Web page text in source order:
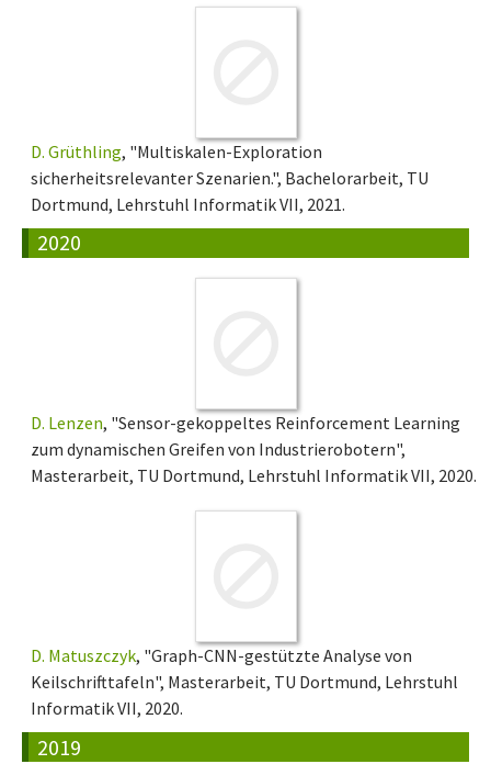
D. Grüthling, "Multiskalen-Exploration
sicherheitsrelevanter Szenarien.", Bachelorarbeit, TU
Dortmund, Lehrstuhl Informatik VII, 2021.
2020
D. Lenzen, "Sensor-gekoppeltes Reinforcement Learning
zum dynamischen Greifen von Industrierobotern",
Masterarbeit, TU Dortmund, Lehrstuhl Informatik VII, 2020.
D. Matuszczyk, "Graph-CNN-gestützte Analyse von
Keilschrifttafeln", Masterarbeit, TU Dortmund, Lehrstuhl
Informatik VII, 2020.
2019